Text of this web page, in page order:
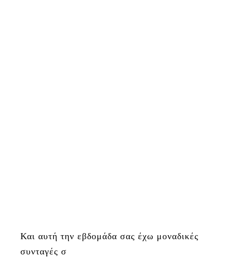
Και αυτή την εβδομάδα σας έχω μοναδικές
συνταγές σ